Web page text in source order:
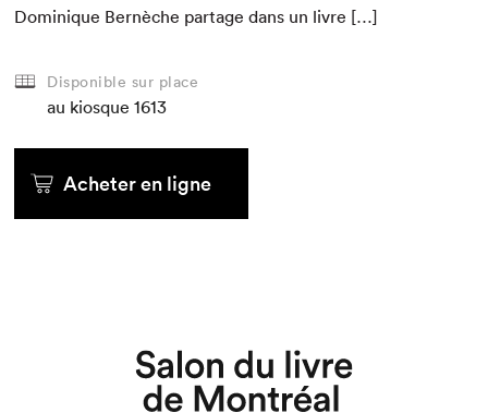
Dominique Bernèche partage dans un livre […]
Disponible sur place
au kiosque 1613
Acheter en ligne